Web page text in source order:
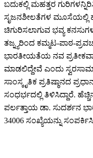
ಬದುಕಲ್ಲಿ ಮಹತ್ತರ
ಸೃಜನಶೀಲತೆಗಳ ಮೂಸೆಯಲ್ಲಿ
ಚಿಗುರಿಸಲಾಗುವ ಭವ್ಯ
ತಜ್ನ್ಯರಿಂದ ಕಮ್ಮಟ-ಪಾಠ-
ಭಾರತೀಯತೆಯ ನವ
ಮಾಡಲಿದ್ದೇವೆ ಎಂದು
ಸಾಂಸ್ಕೃತಿಕ ಪ್ರತಿಷ್ಠಾನದ
ಸಂಧರ್ಭದಲ್ಲಿ ತಿಳಿಸಿದ್ದಾರೆ.
ಪರ್ಲತ್ತಾಯ ಡಾ. ಸುದರ್ಶನ
34006 ಸಂಖ್ಯೆಯನ್ನು